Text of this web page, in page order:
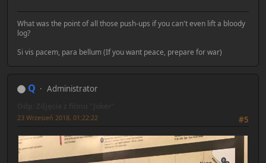
What was the point of all those push-ups if you can't even lift a bloody
log?
Si vis pacem, para bellum (If you want peace, prepare for war)
Q Administrator
#5
23 Wrzesień 2018, 01:22:22